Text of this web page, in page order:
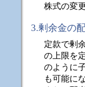
株式の変
3.剰余金の
定款で剰
の上限を
のように
も可能に